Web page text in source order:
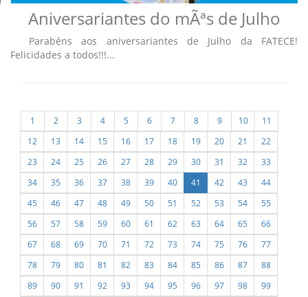
Aniversariantes do mÃªs de Julho
Parabéns aos aniversariantes de Julho da FATECE!
Felicidades a todos!!!...
1 2 3 4 5 6 7 8 9 10
11
12
13 14 15 16 17 18 19 20 21
22
23
24 25 26 27 28 29 30 31 32
33
34
35 36 37 38 39 40 41 42 43
44
45
46 47 48 49 50 51 52 53 54
55
56
57 58 59 60 61 62 63 64 65
66
67
68 69 70 71 72 73 74 75 76
77
78
79 80 81 82 83 84 85 86 87
88
89
90 91 92 93 94 95 96 97 98
99